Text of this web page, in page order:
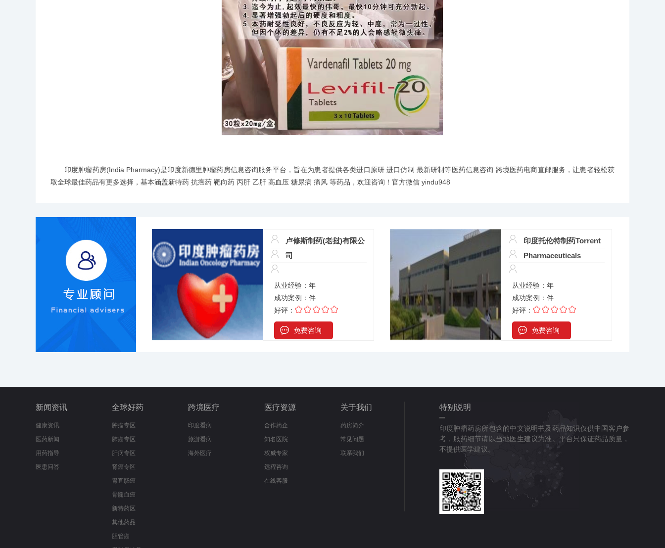
印度肿瘤药房(India Pharmacy)是印度新德里肿瘤药房信息咨询服务平台，旨在为患者提供各类进口原研 进口仿制 最新研制等医药信息咨询 跨境医药电商直邮服务，让患者轻松获
取全球最佳药品有更多选择，基本涵盖新特药 抗癌药 靶向药 丙肝 乙肝 高血压 糖尿病 痛风 等药品，欢迎咨询！官方微信 yindu948
卢修斯制药(老挝)有限公
司
从业经验： 年
成功案例： 件
好评：
免费咨询
印度托伦特制药Torrent
Pharmaceuticals
从业经验： 年
成功案例： 件
好评：
免费咨询
新闻资讯
健康资讯
医药新闻
用药指导
医患问答
全球好药
肿瘤专区
肺癌专区
肝病专区
肾癌专区
胃直肠癌
骨髓血癌
新特药区
其他药品
胆管癌
跨境医疗
印度看病
旅游看病
海外医疗
医疗资源
合作药企
知名医院
权威专家
远程咨询
在线客服
关于我们
药房简介
常见问题
联系我们
特别说明
印度肿瘤药房所包含的中文说明书及药品知识仅供中国客户参
考，服药细节请以当地医生建议为准。平台只保证药品质量，
不提供医学建议。